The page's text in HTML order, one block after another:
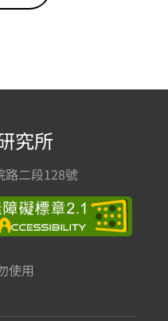
究所
路二段128號
傳真：(02)2785-
使用